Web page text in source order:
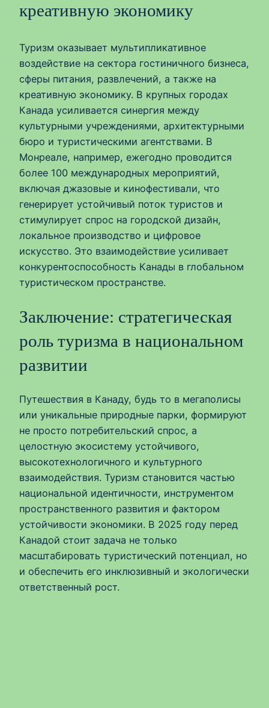
креативную экономику
Туризм оказывает мультипликативное
воздействие на сектора гостиничного бизнеса,
сферы питания, развлечений, а также на
креативную экономику. В крупных городах
Канадa усиливается синергия между
культурными учреждениями, архитектурными
бюро и туристическими агентствами. В
Монреале, например, ежегодно проводится
более 100 международных мероприятий,
включая джазовые и кинофестивали, что
генерирует устойчивый поток туристов и
стимулирует спрос на городской дизайн,
локальное производство и цифровое
искусство. Это взаимодействие усиливает
конкурентоспособность Канады в глобальном
туристическом пространстве.
Заключение: стратегическая
роль туризма в национальном
развитии
Путешествия в Канаду, будь то в мегаполисы
или уникальные природные парки, формируют
не просто потребительский спрос, а
целостную экосистему устойчивого,
высокотехнологичного и культурного
взаимодействия. Туризм становится частью
национальной идентичности, инструментом
пространственного развития и фактором
устойчивости экономики. В 2025 году перед
Канадой стоит задача не только
масштабировать туристический потенциал, но
и обеспечить его инклюзивный и экологически
ответственный рост.